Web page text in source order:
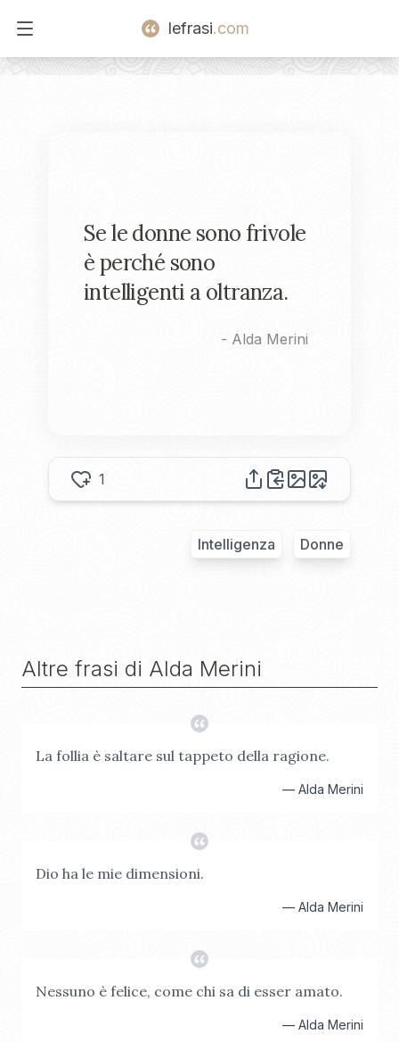
Open main menu
lefrasi.com
Se le donne sono frivole
è perché sono
intelligenti a oltranza.
- Alda Merini
1
Intelligenza Donne
Altre frasi di Alda Merini
La follia è saltare sul tappeto della ragione.
— Alda Merini
Dio ha le mie dimensioni.
— Alda Merini
Nessuno è felice, come chi sa di esser amato.
— Alda Merini